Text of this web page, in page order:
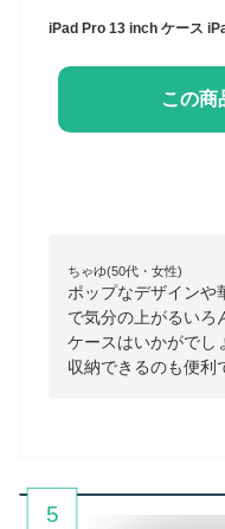
この商
ちゃゆ(50代・女性)
ポップなデザインや
で気分の上がるいろ
ケースはいかがでし
収納できるのも便利
5